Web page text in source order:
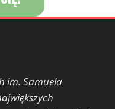
im. Samuela